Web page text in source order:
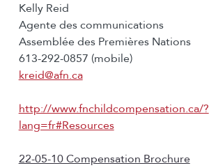
Kelly Reid
Agente des communications
Assemblée des Premières Nations
613-292-0857 (mobile)
kreid@afn.ca
http://www.fnchildcompensation.ca/?
lang=fr#Resources
22-05-10 Compensation Brochure